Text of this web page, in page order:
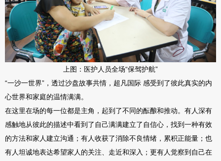
上图：医护人员全场“保驾护航”
“一沙一世界”，透过沙盘故事共情，超凡国际 感受到了彼此真实的内
心世界和家庭的温情满满。
在这里在场的每一位都是主角，起到了不同的酝酿和推动。有人深有
感触地从彼此的描述中看到了自己满满建立了自信心，找到一种有效
的方法和家人建立沟通；有人收获了消除不良情绪，累积正能量；也
有人坦诚地表达希望家人的关注、走近和深入；更有人觉察到自己在